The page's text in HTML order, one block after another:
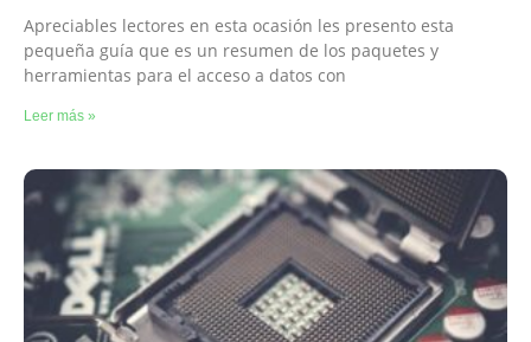
Apreciables lectores en esta ocasión les presento esta
pequeña guía que es un resumen de los paquetes y
herramientas para el acceso a datos con
Leer más »